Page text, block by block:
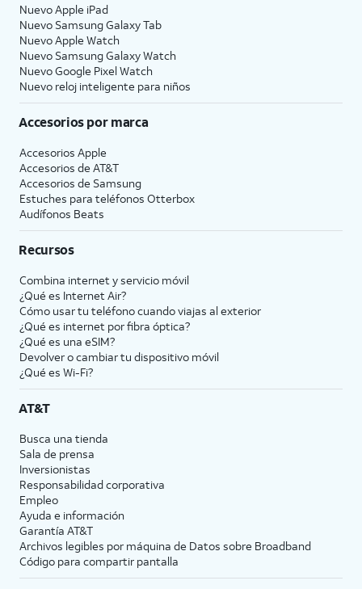
Nuevo Apple iPad
Nuevo Samsung Galaxy Tab
Nuevo Apple Watch
Nuevo Samsung Galaxy Watch
Nuevo Google Pixel Watch
Nuevo reloj inteligente para niños
Accesorios por marca
Accesorios Apple
Accesorios de AT&T
Accesorios de Samsung
Estuches para teléfonos Otterbox
Audífonos Beats
Recursos
Combina internet y servicio móvil
¿Qué es Internet Air?
Cómo usar tu teléfono cuando viajas al exterior
¿Qué es internet por fibra óptica?
¿Qué es una eSIM?
Devolver o cambiar tu dispositivo móvil
¿Qué es Wi-Fi?
AT&T
Busca una tienda
Sala de prensa
Inversionistas
Responsabilidad corporativa
Empleo
Ayuda e información
Garantía AT&T
Archivos legibles por máquina de Datos sobre Broadband
Código para compartir pantalla